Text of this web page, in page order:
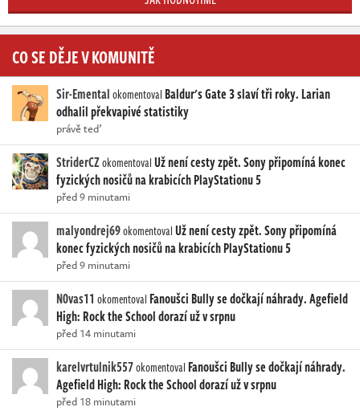
CO SE DĚJE V KOMUNITĚ
Sir-Ementalokomentoval Baldur's Gate 3 slaví tři roky. Larian
odhalil překvapivé statistiky
právě teď
StriderCZokomentovalUž není cesty zpět. Sony připomíná konec
fyzických nosičů na krabicích PlayStationu 5
před 9 minutami
malyondrej69okomentovalUž není cesty zpět. Sony připomíná
konec fyzických nosičů na krabicích PlayStationu 5
před 9 minutami
N0vas11 okomentoval Fanoušci Bully se dočkají náhrady. Agefield
High: Rock the School dorazí už v srpnu
před 14 minutami
karelvrtulnik557okomentoval Fanoušci Bully se dočkají náhrady.
Agefield High: Rock the School dorazí už v srpnu
před 18 minutami